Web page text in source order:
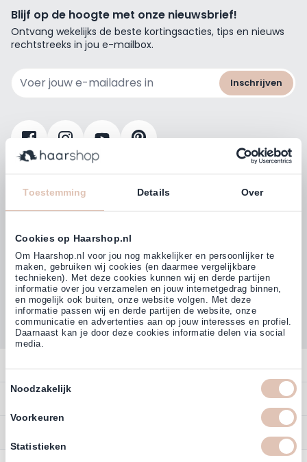
Toestemming Details Over
Cookies op Haarshop.nl
Om Haarshop.nl voor jou nog makkelijker en persoonlijker te
maken, gebruiken wij cookies (en daarmee vergelijkbare
technieken). Met deze cookies kunnen wij en derde partijen
informatie over jou verzamelen en jouw internetgedrag binnen,
en mogelijk ook buiten, onze website volgen. Met deze
informatie passen wij en derde partijen de website, onze
communicatie en advertenties aan op jouw interesses en profiel.
Daarnaast kan je door deze cookies informatie delen via social
media.
Noodzakelijk
Voorkeuren
Statistieken
Contact
Overzicht
Contact
Account
Annuleren
Blijf op de hoogte met onze nieuwsbrief!
Ontvang wekelijks de beste kortingsacties, tips en nieuws
rechtstreeks in jou e-mailbox.
Inschrijven
4,77 (38.000+)